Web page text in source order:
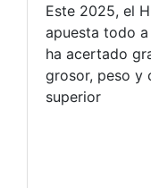
Este 2025, el
apuesta todo
ha acertado
grosor, peso y
superior